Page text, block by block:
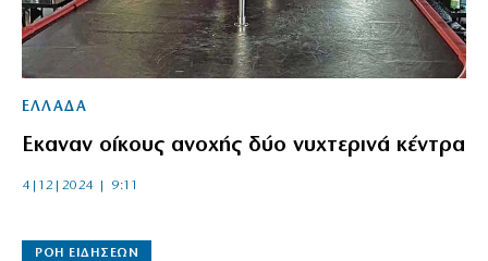
ΕΛΛΑΔΑ
Εκαναν οίκους ανοχής δύο νυχτερινά κέντρα
4|12|2024 | 9:11
ΡΟΗ ΕΙΔΗΣΕΩΝ